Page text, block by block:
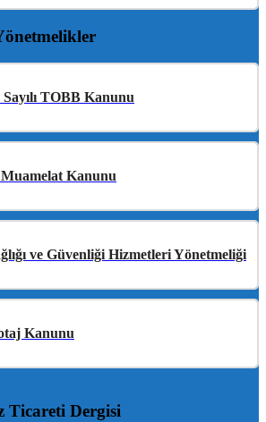
Sayılı TOBB Kanunu
Kanunu
ve Güvenliği Hizmetleri Yönetmeliği
Kanunu
Ticareti Dergisi